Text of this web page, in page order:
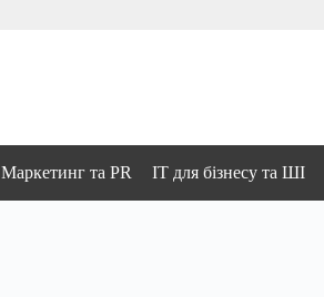
Маркетинг та PR IT для бізнесу та ШІ